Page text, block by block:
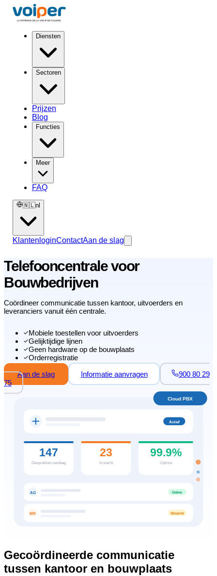
Diensten
Sectoren
Prijzen
Blog
Functies
Meer
FAQ
🇳🇱nl
KlantenloginContactAan de slag
Telefooncentrale voor
Bouwbedrijven
Coördineer communicatie tussen kantoor, uitvoerders en
leveranciers vanuit één centrale.
Mobiele toestellen voor uitvoerders
Gelijktijdige lijnen
Geen hardware op de bouwplaats
Orderregistratie
Aan de slag
Informatie aanvragen
900 80 29
75
Actief
147
Gesprekken vandaag
23
In wacht
99.9%
Uptime
AG Online
MR Gesprek
Cloud PBX
Gecoördineerde communicatie
tussen kantoor en bouwplaats